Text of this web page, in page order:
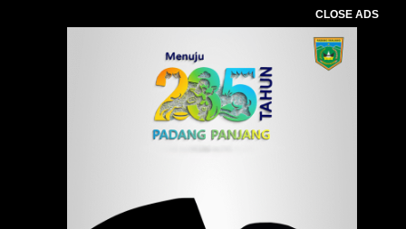
CLOSE ADS